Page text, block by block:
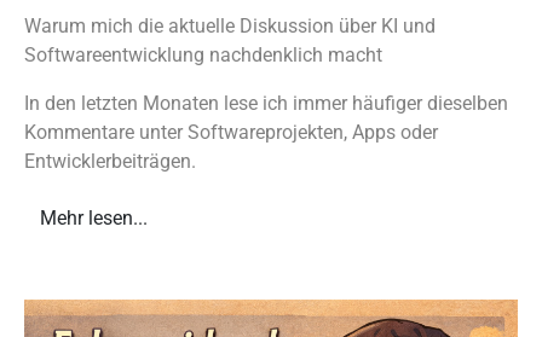
Warum mich die aktuelle Diskussion über KI und
Softwareentwicklung nachdenklich macht
In den letzten Monaten lese ich immer häufiger dieselben
Kommentare unter Softwareprojekten, Apps oder
Entwicklerbeiträgen.
Mehr lesen...